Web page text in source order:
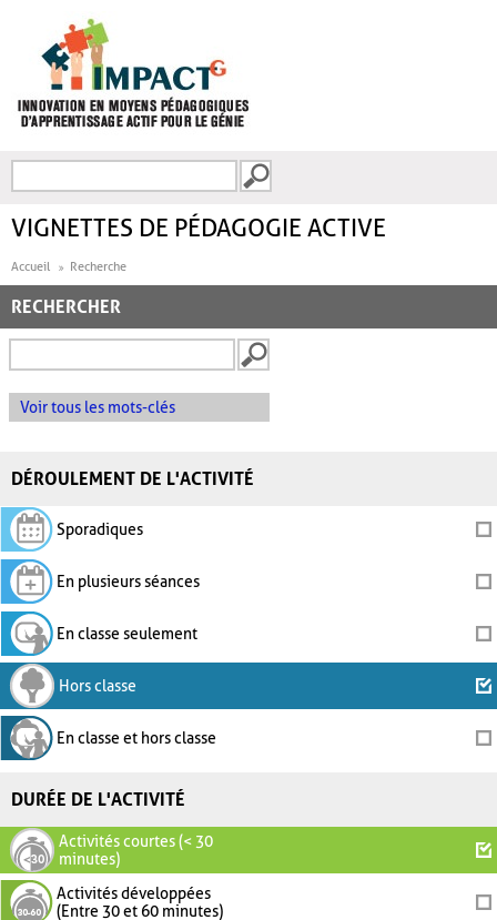
FORMULAIRE DE
VIGNETTES DE PÉDAGOGIE ACTIVE
Accueil Recherche
RECHERCHER
Voir tous les mots-clés
DÉROULEMENT DE L'ACTIVITÉ
Sporadiques
En plusieurs séances
En classe seulement
Hors classe
En classe et hors classe
DURÉE DE L'ACTIVITÉ
Activités courtes (< 30
minutes)
Activités développées
(Entre 30 et 60 minutes)